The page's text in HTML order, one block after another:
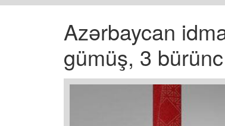
Azərbaycan
gümüş, 3